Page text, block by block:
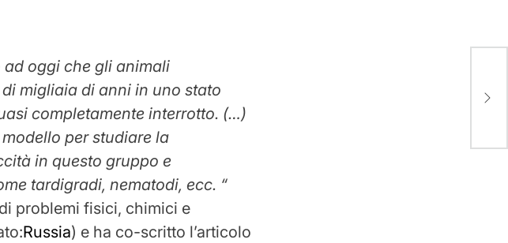
oggi che gli animali
migliaia di anni in uno stato
completamente interrotto. (…)
per studiare la
in questo gruppo e
tardigradi, nematodi, ecc. “
problemi fisici, chimici e
Russia) e ha co-scritto l’articolo